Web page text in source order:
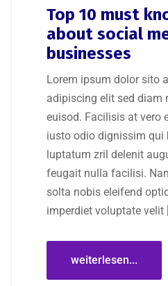
Top 10 must
about social
businesses
Lorem ipsum dolor sito
adipiscing elit sed diam
euisod. Facilisis at vero
iusto odio dignissim qui
luptatum zril delenit
feugait nulla facilisi.
solta nobis eleifend
imperdiet voluptate velit
weiterlesen...